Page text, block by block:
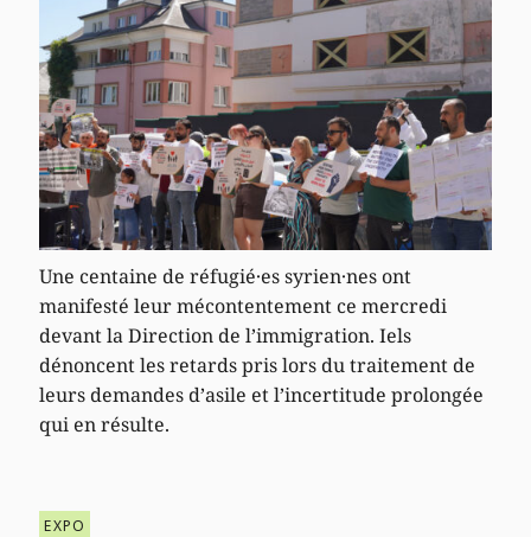
Une centaine de réfugié·es syrien·nes ont
manifesté leur mécontentement ce mercredi
devant la Direction de l’immigration. Iels
dénoncent les retards pris lors du traitement de
leurs demandes d’asile et l’incertitude prolongée
qui en résulte.
EXPO